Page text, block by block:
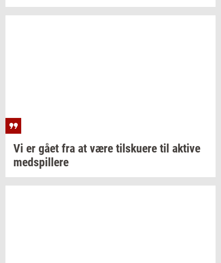
Vi er gået fra at være til­sku­e­re til ak­ti­ve
med­spil­le­re